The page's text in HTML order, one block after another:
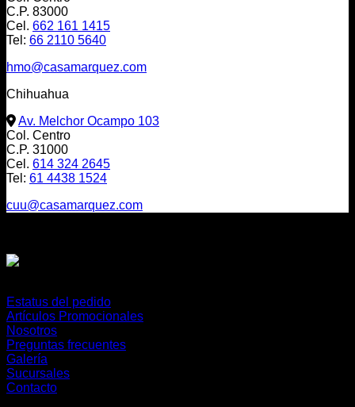
C.P. 83000
Cel. 662 161 1415
Tel: 66 2110 5640
hmo@casamarquez.com
Chihuahua
Av. Melchor Ocampo 103
Col. Centro
C.P. 31000
Cel. 614 324 2645
Tel: 61 4438 1524
cuu@casamarquez.com
Estatus del pedido
Artículos Promocionales
Nosotros
Preguntas frecuentes
Galería
Sucursales
Contacto